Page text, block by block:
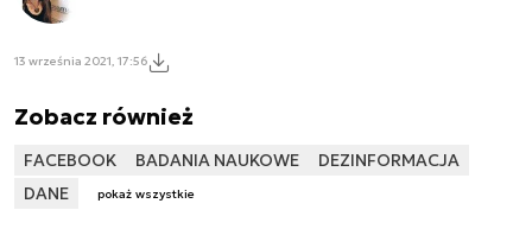
13 września 2021, 17:56
Zobacz również
FACEBOOK BADANIA NAUKOWE
DEZINFORMACJA
DANE
pokaż wszystkie